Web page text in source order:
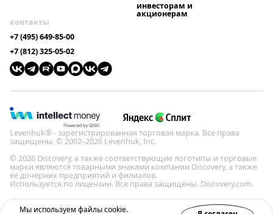
инвесторам и
акционерам
контакты
+7 (495) 649-85-00
+7 (812) 325-05-02
Levenhuk® - зарегистрированная торговая марка. Все права
защищены. © 2002–2026 Levenhuk, Inc.
© 2026 Discovery, а также соответствующие логотипы и торговые
марки являются товарными знаками компании Discovery, а также
ее дочерних предприятий и филиалов.
Используется по лицензии. Все права защищены. Discovery.com.
Политика конфиденциальности
Мы используем файлы cookie.